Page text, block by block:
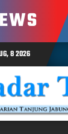
8 2026